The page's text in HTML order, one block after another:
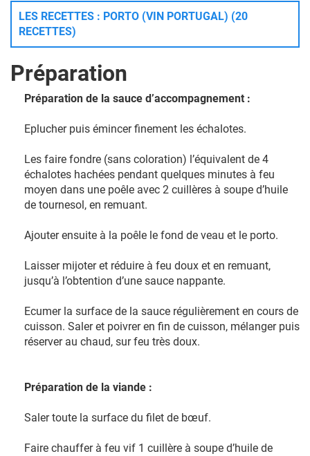
LES RECETTES : PORTO (VIN PORTUGAL) (20
RECETTES)
Préparation
Préparation de la sauce d’accompagnement :
Eplucher puis émincer finement les échalotes.
Les faire fondre (sans coloration) l’équivalent de 4
échalotes hachées pendant quelques minutes à feu
moyen dans une poêle avec 2 cuillères à soupe d’huile
de tournesol, en remuant.
Ajouter ensuite à la poêle le fond de veau et le porto.
Laisser mijoter et réduire à feu doux et en remuant,
jusqu’à l’obtention d’une sauce nappante.
Ecumer la surface de la sauce régulièrement en cours de
cuisson. Saler et poivrer en fin de cuisson, mélanger puis
réserver au chaud, sur feu très doux.
Préparation de la viande :
Saler toute la surface du filet de bœuf.
Faire chauffer à feu vif 1 cuillère à soupe d’huile de